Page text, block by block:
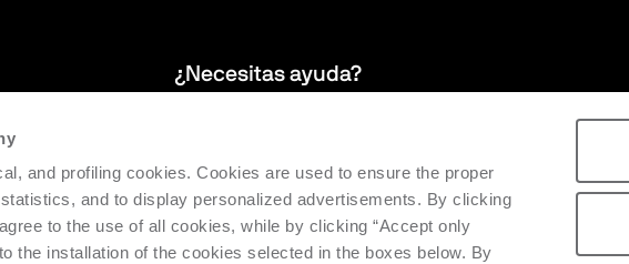
and profiling cookies. Cookies are used to ensure the proper
and to display personalized advertisements. By clicking
to the use of all cookies, while by clicking “Accept only
the installation of the cookies selected in the boxes below. By
¿Necesitas ayuda?
facilitar la eficiencia y productividad de la maquinaria instalada.
Solicita asistencia